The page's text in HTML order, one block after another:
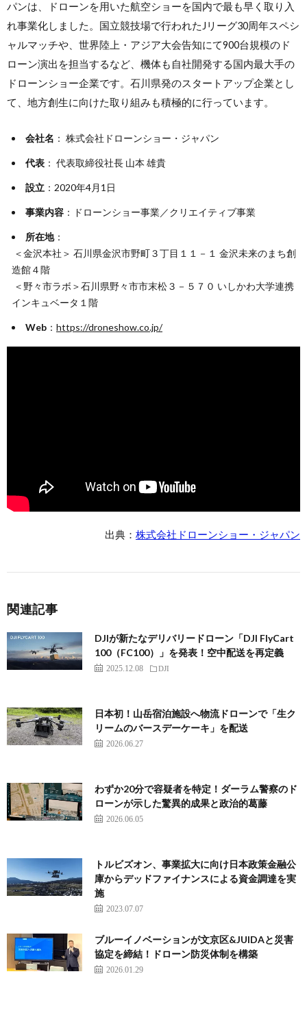
パンは、ドローンを用いた航空ショーを国内で最も早く取り入
れ事業化しました。国立競技場で行われたJリーグ30周年スペシ
ャルマッチや、世界陸上・アジア大会告知にて900台規模のド
ローン演出を担当するなど、機体も自社開発する国内最大手の
ドローンショー企業です。石川県発のスタートアップ企業とし
て、地方創生に向けた取り組みも積極的に行っています。
会社名 ： 株式会社ドローンショー・ジャパン
代表 ： 代表取締役社長 山本 雄貴
設立 ：2020年4月1日
事業内容 ：ドローンショー事業／クリエイティブ事業
所在地：
＜金沢本社＞ 石川県金沢市野町３丁目１１－１ 金沢未来のまち創
造館４階
＜野々市ラボ＞石川県野々市市末松３－５７０ いしかわ大学連携
インキュベータ１階
Web ： https://droneshow.co.jp/
出典： 株式会社ドローンショー・ジャパン
関連記事
DJIが新たなデリバリードローン「DJI FlyCart
100（FC100）」を発表！空中配送を再定義
2025.12.08 DJI
日本初！山岳宿泊施設へ物流ドローンで「生ク
リームのバースデーケーキ」を配送
2026.06.27
わずか20分で容疑者を特定！ダーラム警察のド
ローンが示した驚異的成果と政治的葛藤
2026.06.05
トルビズオン、事業拡大に向け日本政策金融公
庫からデッドファイナンスによる資金調達を実
施
2023.07.07
ブルーイノベーションが文京区&JUIDAと災害
協定を締結！ドローン防災体制を構築
2026.01.29